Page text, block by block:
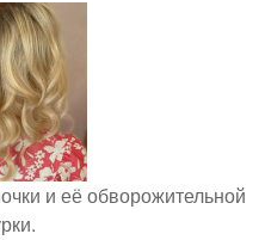
и её обворожительной